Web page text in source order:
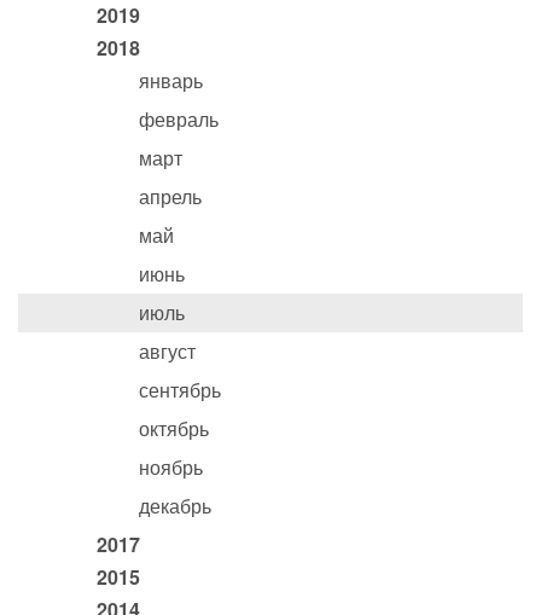
2019
2018
январь
февраль
март
апрель
май
июнь
июль
август
сентябрь
октябрь
ноябрь
декабрь
2017
2015